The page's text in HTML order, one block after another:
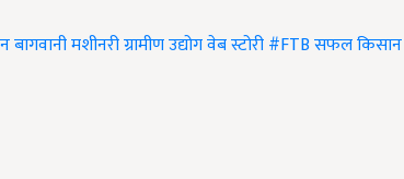
बागवानीमशीनरीग्रामीण उद्योगवेब स्टोरी#FTBसफल किसान